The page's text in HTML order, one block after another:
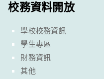
校務資料開放
學校校務資訊
學生專區
財務資訊
其他